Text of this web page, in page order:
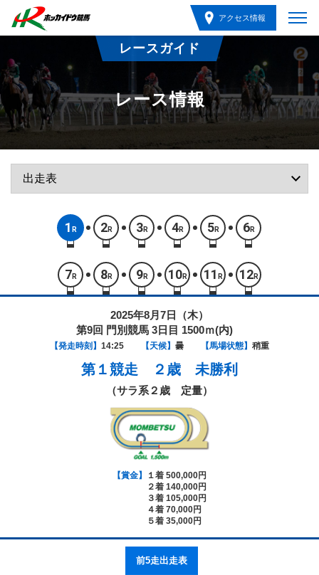
アクセス情報
レースガイド
レース情報
1 R 2R 3R 4R 5R 6R
7 R 8R 9R 10R 11 R 12R
2025年8月7日（木）
第9回 門別競馬 3日目 1500ｍ(内)
【発走時刻】 14:25 【天候】 曇 【馬場状態】 稍重
第１競走 ２歳 未勝利
（サラ系２歳 定量）
【賞金】
１着 500,000円
２着 140,000円
３着 105,000円
４着 70,000円
５着 35,000円
前5走出走表